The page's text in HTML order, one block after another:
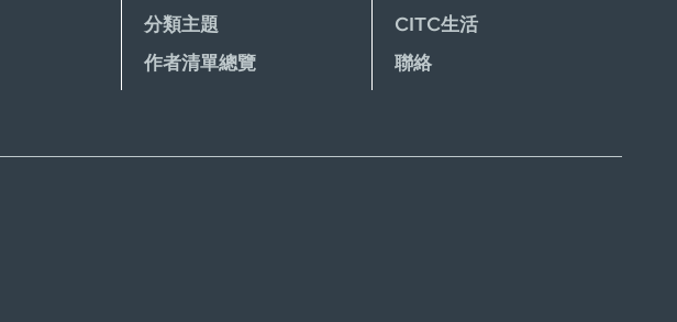
分類主題
作者清單總覽
CITC生活
聯絡